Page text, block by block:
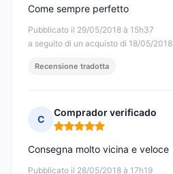
Pubblicato il 29/05/2018 à 15h37
a seguito di un acquisto di 18/05/2018
Come sempre perfetto
Recensione tradotta
C
Comprador verificado
Nota: 5 su 5
Pubblicato il 28/05/2018 à 17h19
Consegna molto vicina e veloce